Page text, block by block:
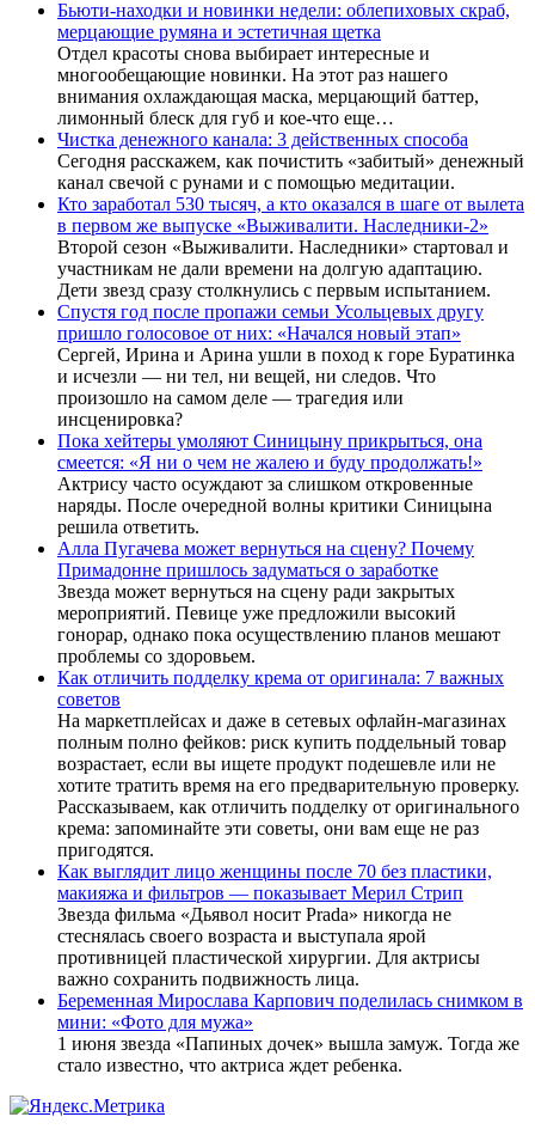
Бьюти-находки и новинки недели: облепиховых скраб,
мерцающие румяна и эстетичная щетка
Отдел красоты снова выбирает интересные и
многообещающие новинки. На этот раз нашего
внимания охлаждающая маска, мерцающий баттер,
лимонный блеск для губ и кое-что еще…
Чистка денежного канала: 3 действенных способа
Сегодня расскажем, как почистить «забитый» денежный
канал свечой с рунами и с помощью медитации.
Кто заработал 530 тысяч, а кто оказался в шаге от вылета
в первом же выпуске «Выживалити. Наследники-2»
Второй сезон «Выживалити. Наследники» стартовал и
участникам не дали времени на долгую адаптацию.
Дети звезд сразу столкнулись с первым испытанием.
Спустя год после пропажи семьи Усольцевых другу
пришло голосовое от них: «Начался новый этап»
Сергей, Ирина и Арина ушли в поход к горе Буратинка
и исчезли — ни тел, ни вещей, ни следов. Что
произошло на самом деле — трагедия или
инсценировка?
Пока хейтеры умоляют Синицыну прикрыться, она
смеется: «Я ни о чем не жалею и буду продолжать!»
Актрису часто осуждают за слишком откровенные
наряды. После очередной волны критики Синицына
решила ответить.
Алла Пугачева может вернуться на сцену? Почему
Примадонне пришлось задуматься о заработке
Звезда может вернуться на сцену ради закрытых
мероприятий. Певице уже предложили высокий
гонорар, однако пока осуществлению планов мешают
проблемы со здоровьем.
Как отличить подделку крема от оригинала: 7 важных
советов
На маркетплейсах и даже в сетевых офлайн-магазинах
полным полно фейков: риск купить поддельный товар
возрастает, если вы ищете продукт подешевле или не
хотите тратить время на его предварительную проверку.
Рассказываем, как отличить подделку от оригинального
крема: запоминайте эти советы, они вам еще не раз
пригодятся.
Как выглядит лицо женщины после 70 без пластики,
макияжа и фильтров — показывает Мерил Стрип
Звезда фильма «Дьявол носит Prada» никогда не
стеснялась своего возраста и выступала ярой
противницей пластической хирургии. Для актрисы
важно сохранить подвижность лица.
Беременная Мирослава Карпович поделилась снимком в
мини: «Фото для мужа»
1 июня звезда «Папиных дочек» вышла замуж. Тогда же
стало известно, что актриса ждет ребенка.